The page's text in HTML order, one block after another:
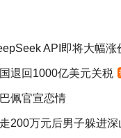
API即将大幅涨
退回1000亿美元关税
佩官宣恋情
200万元后男子躲进深